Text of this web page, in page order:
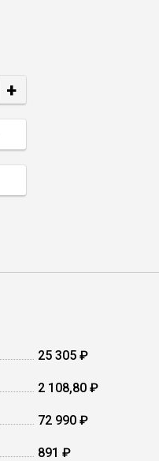
+
25 305 ₽
2 108,80 ₽
72 990 ₽
891 ₽